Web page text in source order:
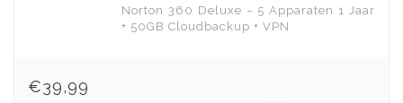
Norton 360 Deluxe – 5 Apparaten 1 Jaar
+ 50GB Cloudbackup + VPN
€39,99